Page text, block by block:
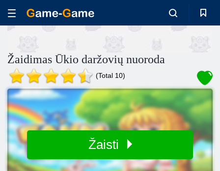
Žaidimas Ūkio daržovių nuoroda
(Total 10)
Žaisti